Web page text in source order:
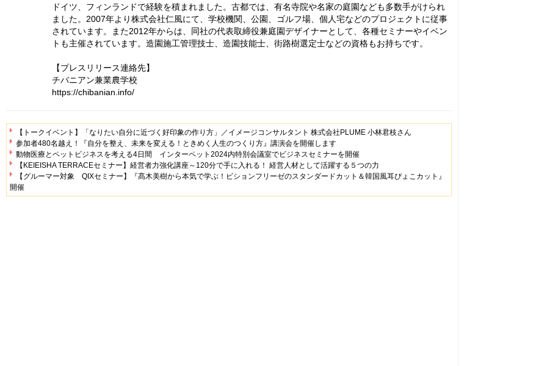
ドイツ、フィンランドで経験を積まれました。古都では、有名寺院や名家の庭園なども多数手がけられ
ました。2007年より株式会社仁風にて、学校機関、公園、ゴルフ場、個人宅などのプロジェクトに従事
されています。また2012年からは、同社の代表取締役兼庭園デザイナーとして、各種セミナーやイベン
トも主催されています。造園施工管理技士、造園技能士、街路樹選定士などの資格もお持ちです。
【プレスリリース連絡先】
チバニアン兼業農学校
https://chibanian.info/
【トークイベント】「なりたい自分に近づく好印象の作り方」／イメージコンサルタント 株式会社PLUME 小林君枝さん
参加者480名越え！『自分を整え、未来を変える！ときめく人生のつくり方』講演会を開催します
動物医療とペットビジネスを考える4日間 インターペット2024内特別会議室でビジネスセミナーを開催
【KEIEISHA TERRACEセミナー】経営者力強化講座～120分で手に入れる！ 経営人材として活躍する５つの力
【グルーマー対象 QIXセミナー】『髙木美樹から本気で学ぶ！ビションフリーゼのスタンダードカット＆韓国風耳ぴょこカット』
開催